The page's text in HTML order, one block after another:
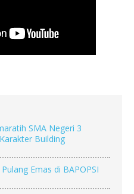
SMA Negeri 3
Building
Emas di BAPOPSI